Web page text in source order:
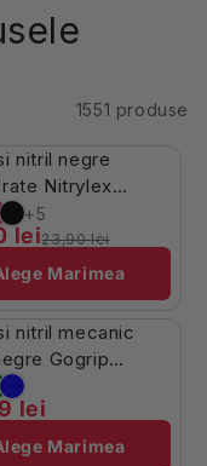
1551 produse
nitril negre
Nitrylex
+5
lei23,90 lei
Marimea
nitril mecanic
Gogrip
lei
Marimea